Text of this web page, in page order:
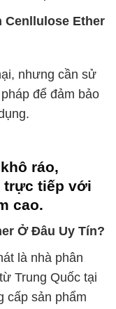
Cenllulose Ether
nhưng cần sử
để đảm bảo
ráo,
trực tiếp với
cao.
Ở Đâu Uy Tín?
là nhà phân
Trung Quốc tại
cấp sản phẩm